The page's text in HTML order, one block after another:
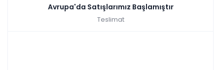
Avrupa'da Satışlarımız Başlamıştır
Teslimat